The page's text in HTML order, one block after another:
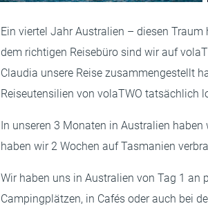
Ein viertel Jahr Australien – diesen
dem richtigen Reisebüro sind wir auf
Claudia unsere Reise zusammengestellt
Reiseutensilien von volaTWO tatsächlich
In unseren 3 Monaten in Australien
haben wir 2 Wochen auf Tasmanien
Wir haben uns in Australien von Tag 1 an
Campingplätzen, in Cafés oder auch bei